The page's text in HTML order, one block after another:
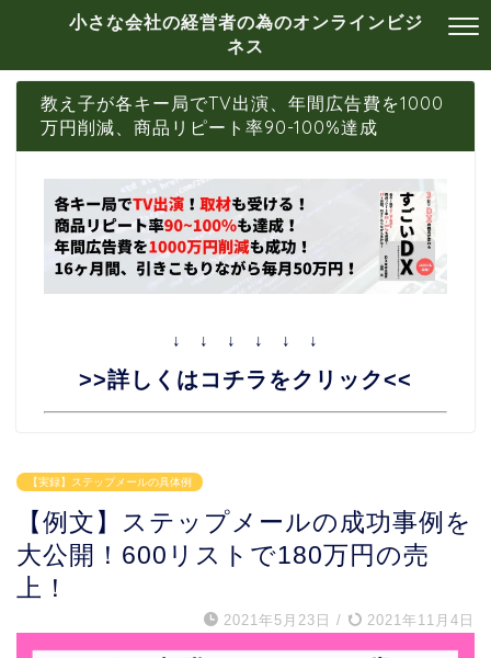
小さな会社の経営者の為のオンラインビジ
ネス
教え子が各キー局でTV出演、年間広告費を1000
万円削減、商品リピート率90-100%達成
↓ ↓ ↓ ↓ ↓ ↓
>>詳しくはコチラをクリック<<
【実録】ステップメールの具体例
【例文】ステップメールの成功事例を
大公開！600リストで180万円の売
上！
2021年5月23日 / 2021年11月4日